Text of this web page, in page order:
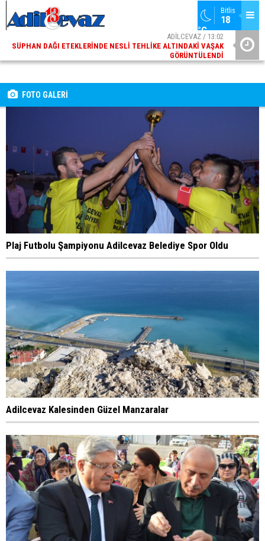
Bitlis
18
°C
ADİLCEVAZ / 13:02
SÜPHAN DAĞI ETEKLERINDE NESLI TEHLIKE ALTINDAKI VAŞAK
GÖRÜNTÜLENDI
ADİLCEVAZ / 09:10
İÇIŞLERI BAKANI OLDU
FOTO GALERİ
Plaj Futbolu Şampiyonu Adilcevaz Belediye Spor Oldu
Adilcevaz Kalesinden Güzel Manzaralar